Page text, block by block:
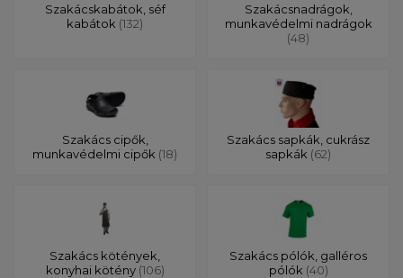
Szakácskabátok, séf
kabátok (132)
Szakácsnadrágok,
munkavédelmi nadrágok
(48)
Szakács cipők,
munkavédelmi cipők (18)
Szakács sapkák, cukrász
sapkák (62)
Szakács kötények,
konyhai kötény (106)
Szakács pólók, galléros
pólók (40)